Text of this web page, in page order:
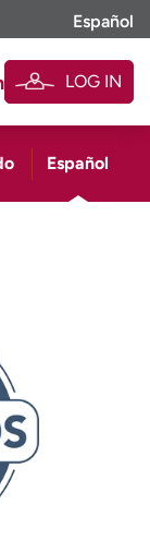
Español
LOG IN
Español